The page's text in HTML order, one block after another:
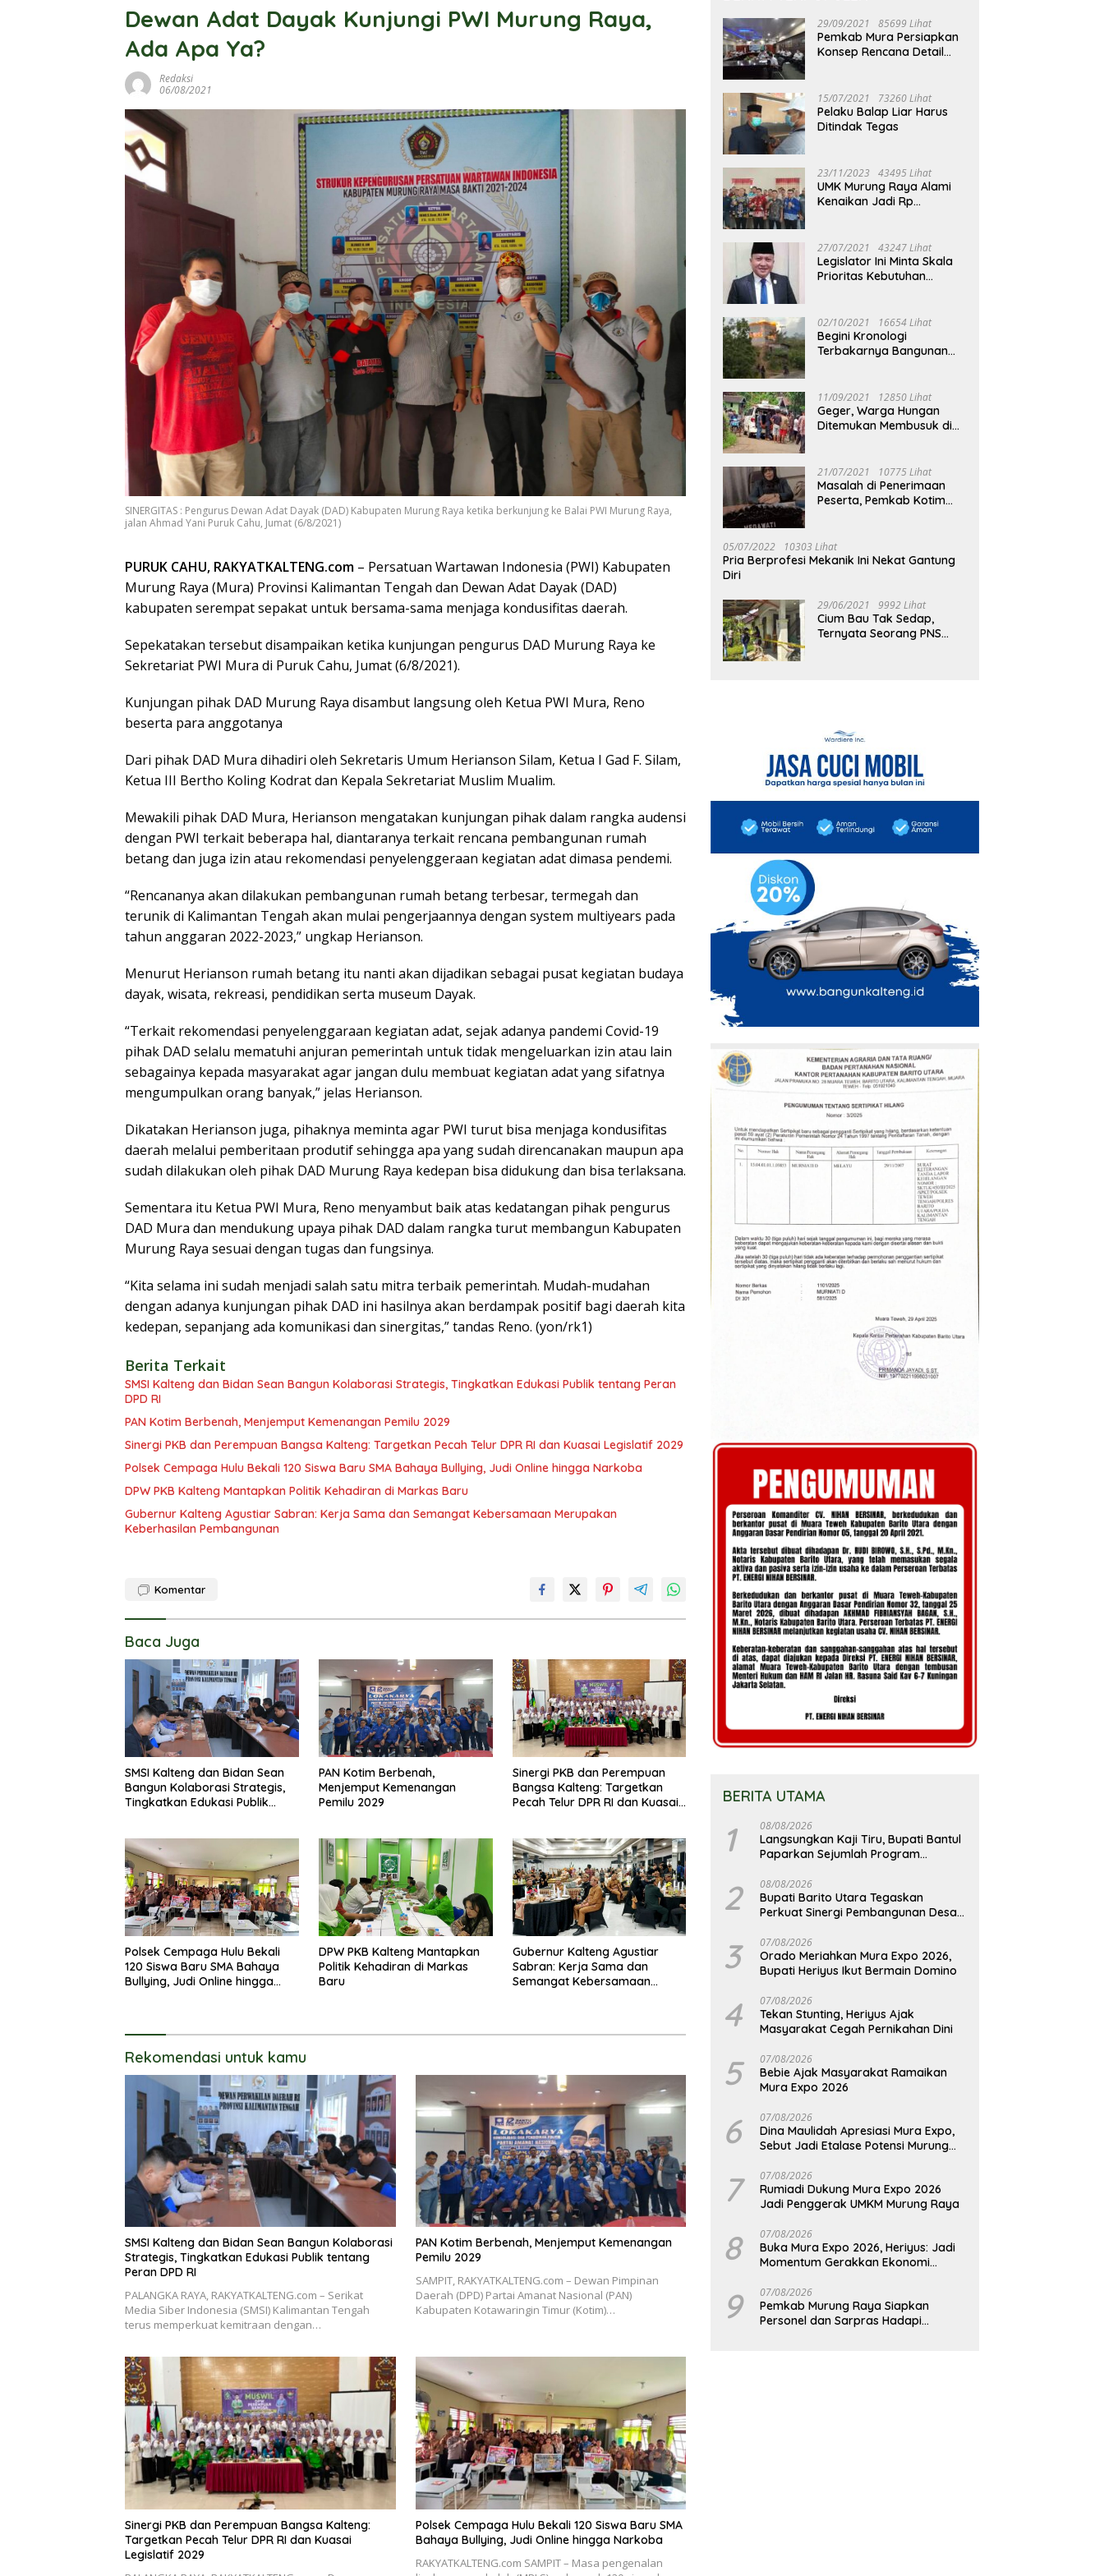
Dewan Adat Dayak Kunjungi PWI Murung Raya,
Ada Apa Ya?
Redaksi
06/08/2021
SINERGITAS : Pengurus Dewan Adat Dayak (DAD) Kabupaten Murung Raya ketika berkunjung ke Balai PWI Murung Raya,
jalan Ahmad Yani Puruk Cahu, Jumat (6/8/2021)
PURUK CAHU, RAKYATKALTENG.com – Persatuan Wartawan Indonesia (PWI) Kabupaten
Murung Raya (Mura) Provinsi Kalimantan Tengah dan Dewan Adat Dayak (DAD)
kabupaten serempat sepakat untuk bersama-sama menjaga kondusifitas daerah.
Sepekatakan tersebut disampaikan ketika kunjungan pengurus DAD Murung Raya ke
Sekretariat PWI Mura di Puruk Cahu, Jumat (6/8/2021).
Kunjungan pihak DAD Murung Raya disambut langsung oleh Ketua PWI Mura, Reno
beserta para anggotanya
Dari pihak DAD Mura dihadiri oleh Sekretaris Umum Herianson Silam, Ketua I Gad F. Silam,
Ketua III Bertho Koling Kodrat dan Kepala Sekretariat Muslim Mualim.
Mewakili pihak DAD Mura, Herianson mengatakan kunjungan pihak dalam rangka audensi
dengan PWI terkait beberapa hal, diantaranya terkait rencana pembangunan rumah
betang dan juga izin atau rekomendasi penyelenggeraan kegiatan adat dimasa pendemi.
“Rencananya akan dilakukan pembangunan rumah betang terbesar, termegah dan
terunik di Kalimantan Tengah akan mulai pengerjaannya dengan system multiyears pada
tahun anggaran 2022-2023,” ungkap Herianson.
Menurut Herianson rumah betang itu nanti akan dijadikan sebagai pusat kegiatan budaya
dayak, wisata, rekreasi, pendidikan serta museum Dayak.
“Terkait rekomendasi penyelenggaraan kegiatan adat, sejak adanya pandemi Covid-19
pihak DAD selalu mematuhi anjuran pemerintah untuk tidak mengeluarkan izin atau lain
sebagainya kepada masyarakat agar jangan dulu membuat kegiatan adat yang sifatnya
mengumpulkan orang banyak,” jelas Herianson.
Dikatakan Herianson juga, pihaknya meminta agar PWI turut bisa menjaga kondusifitas
daerah melalui pemberitaan produtif sehingga apa yang sudah direncanakan maupun apa
sudah dilakukan oleh pihak DAD Murung Raya kedepan bisa didukung dan bisa terlaksana.
Sementara itu Ketua PWI Mura, Reno menyambut baik atas kedatangan pihak pengurus
DAD Mura dan mendukung upaya pihak DAD dalam rangka turut membangun Kabupaten
Murung Raya sesuai dengan tugas dan fungsinya.
“Kita selama ini sudah menjadi salah satu mitra terbaik pemerintah. Mudah-mudahan
dengan adanya kunjungan pihak DAD ini hasilnya akan berdampak positif bagi daerah kita
kedepan, sepanjang ada komunikasi dan sinergitas,” tandas Reno. (yon/rk1)
Berita Terkait
SMSI Kalteng dan Bidan Sean Bangun Kolaborasi Strategis, Tingkatkan Edukasi Publik tentang Peran
DPD RI
PAN Kotim Berbenah, Menjemput Kemenangan Pemilu 2029
Sinergi PKB dan Perempuan Bangsa Kalteng: Targetkan Pecah Telur DPR RI dan Kuasai Legislatif 2029
Polsek Cempaga Hulu Bekali 120 Siswa Baru SMA Bahaya Bullying, Judi Online hingga Narkoba
DPW PKB Kalteng Mantapkan Politik Kehadiran di Markas Baru
Gubernur Kalteng Agustiar Sabran: Kerja Sama dan Semangat Kebersamaan Merupakan
Keberhasilan Pembangunan
Komentar
Baca Juga
SMSI Kalteng dan Bidan Sean
Bangun Kolaborasi Strategis,
Tingkatkan Edukasi Publik
PAN Kotim Berbenah,
Menjemput Kemenangan
Pemilu 2029
Sinergi PKB dan Perempuan
Bangsa Kalteng: Targetkan
Pecah Telur DPR RI dan Kuasai
Polsek Cempaga Hulu Bekali
120 Siswa Baru SMA Bahaya
Bullying, Judi Online hingga
DPW PKB Kalteng Mantapkan
Politik Kehadiran di Markas
Baru
Gubernur Kalteng Agustiar
Sabran: Kerja Sama dan
Semangat Kebersamaan
Rekomendasi untuk kamu
SMSI Kalteng dan Bidan Sean Bangun Kolaborasi
Strategis, Tingkatkan Edukasi Publik tentang
Peran DPD RI
PALANGKA RAYA, RAKYATKALTENG.com – Serikat
Media Siber Indonesia (SMSI) Kalimantan Tengah
terus memperkuat kemitraan dengan…
PAN Kotim Berbenah, Menjemput Kemenangan
Pemilu 2029
SAMPIT, RAKYATKALTENG.com – Dewan Pimpinan
Daerah (DPD) Partai Amanat Nasional (PAN)
Kabupaten Kotawaringin Timur (Kotim)…
Sinergi PKB dan Perempuan Bangsa Kalteng:
Targetkan Pecah Telur DPR RI dan Kuasai
Legislatif 2029
Polsek Cempaga Hulu Bekali 120 Siswa Baru SMA
Bahaya Bullying, Judi Online hingga Narkoba
RAKYATKALTENG.com SAMPIT – Masa pengenalan
29/09/2021 85699 Lihat
Pemkab Mura Persiapkan
Konsep Rencana Detail
15/07/2021 73260 Lihat
Pelaku Balap Liar Harus
Ditindak Tegas
23/11/2023 43495 Lihat
UMK Murung Raya Alami
Kenaikan Jadi Rp
27/07/2021 43247 Lihat
Legislator Ini Minta Skala
Prioritas Kebutuhan
02/10/2021 16654 Lihat
Begini Kronologi
Terbakarnya Bangunan
11/09/2021 12850 Lihat
Geger, Warga Hungan
Ditemukan Membusuk di
21/07/2021 10775 Lihat
Masalah di Penerimaan
Peserta, Pemkab Kotim
05/07/2022 10303 Lihat
Pria Berprofesi Mekanik Ini Nekat Gantung
Diri
29/06/2021 9992 Lihat
Cium Bau Tak Sedap,
Ternyata Seorang PNS
BERITA UTAMA
1 08/08/2026
Langsungkan Kaji Tiru, Bupati Bantul
Paparkan Sejumlah Program
2 08/08/2026
Bupati Barito Utara Tegaskan
Perkuat Sinergi Pembangunan Desa
Hadapi Potensi Karhutla
3 07/08/2026
Orado Meriahkan Mura Expo 2026,
Bupati Heriyus Ikut Bermain Domino
4 07/08/2026
Tekan Stunting, Heriyus Ajak
Masyarakat Cegah Pernikahan Dini
5 07/08/2026
Bebie Ajak Masyarakat Ramaikan
Mura Expo 2026
6 07/08/2026
Dina Maulidah Apresiasi Mura Expo,
Sebut Jadi Etalase Potensi Murung
7 07/08/2026
Rumiadi Dukung Mura Expo 2026
Jadi Penggerak UMKM Murung Raya
8 07/08/2026
Buka Mura Expo 2026, Heriyus: Jadi
Momentum Gerakkan Ekonomi
9 07/08/2026
Pemkab Murung Raya Siapkan
Personel dan Sarpras Hadapi